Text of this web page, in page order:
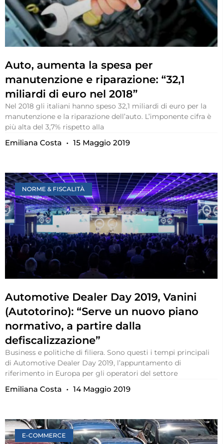
Auto, aumenta la spesa per
manutenzione e riparazione: “32,1
miliardi di euro nel 2018”
Nel 2018 gli italiani hanno speso 32,1 miliardi di euro per la
manutenzione e la riparazione dell’auto. L’imponente cifra è
più alta del 3,7% rispetto alla
Emiliana Costa 15 Maggio 2019
NORME & FISCALITÀ
Automotive Dealer Day 2019, Vanini
(Autotorino): “Serve un nuovo piano
normativo, a partire dalla
defiscalizzazione”
Business e politiche di filiera. Sono questi i tempi principali
di Automotive Dealer Day 2019, l’appuntamento di
riferimento in Europa per gli operatori del settore
Emiliana Costa 14 Maggio 2019
E-COMMERCE